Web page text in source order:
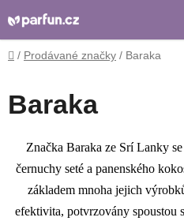
na
obsah
Domů
/ Prodávané značky / Baraka
Baraka
Značka Baraka ze Srí Lanky
černuchy seté a panenského
základem mnoha jejich
efektivita, potvrzovány spoustou